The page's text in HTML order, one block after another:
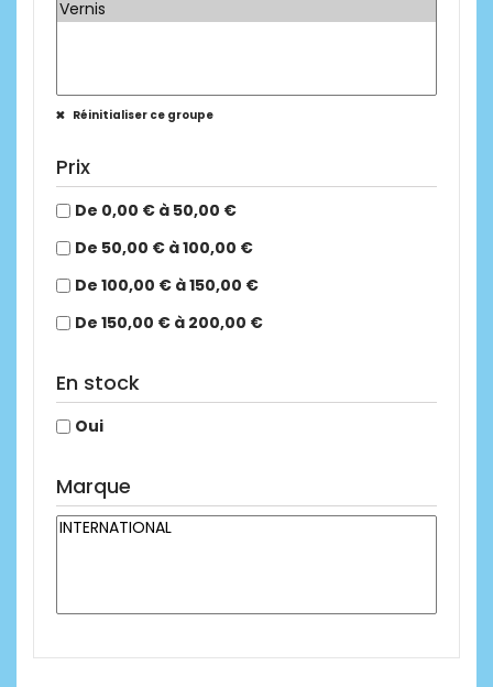
Réinitialiser ce groupe
Prix
De 0,00 € à 50,00 €
De 50,00 € à 100,00 €
De 100,00 € à 150,00 €
De 150,00 € à 200,00 €
En stock
Oui
Marque